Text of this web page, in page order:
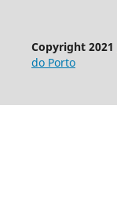
Copyright 2021
do Porto